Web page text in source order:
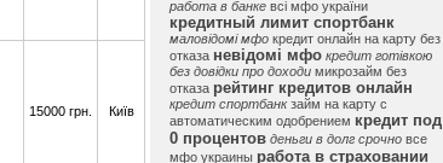
15000 грн. Київ
работа в банке всі мфо україни
кредитный лимит спортбанк
маловідомі мфо кредит онлайн на карту без
отказа невідомі мфо кредит готівкою
без довідки про доходи микрозайм без
отказа рейтинг кредитов онлайн
кредит спортбанк займ на карту с
автоматическим одобрением кредит под
0 процентов деньги в долг срочно все
мфо украины работа в страховании